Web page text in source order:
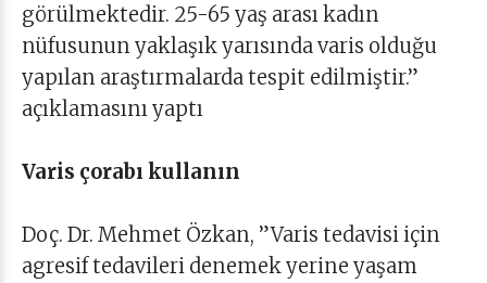
görülmektedir. 25-65 yaş arası kadın
nüfusunun yaklaşık yarısında varis olduğu
yapılan araştırmalarda tespit edilmiştir.”
açıklamasını yaptı
Varis çorabı kullanın
Doç. Dr. Mehmet Özkan, ”Varis tedavisi için
agresif tedavileri denemek yerine yaşam